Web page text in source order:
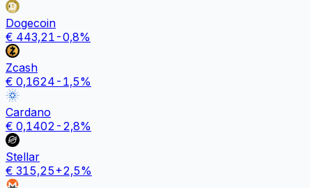
Dogecoin
€ 443,21 -0,8%
Zcash
€ 0,1624 -1,5%
Cardano
€ 0,1402 -2,8%
Stellar
€ 315,25+2,5%